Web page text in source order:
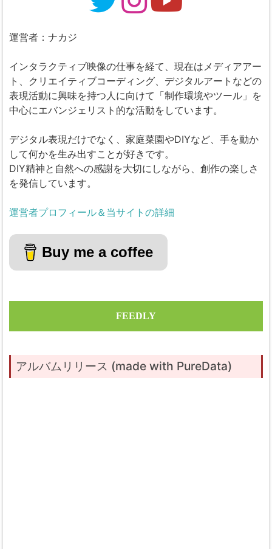
運営者：ナカジ
インタラクティブ映像の仕事を経て、現在はメディアアー
ト、クリエイティブコーディング、デジタルアートなどの
表現活動に興味を持つ人に向けて「制作環境やツール」を
中心にエバンジェリスト的な活動をしています。
デジタル表現だけでなく、家庭菜園やDIYなど、手を動か
して何かを生み出すことが好きです。
DIY精神と自然への感謝を大切にしながら、創作の楽しさ
を発信しています。
運営者プロフィール＆当サイトの詳細
Buy me a coffee
FEEDLY
アルバムリリース (made with PureData)